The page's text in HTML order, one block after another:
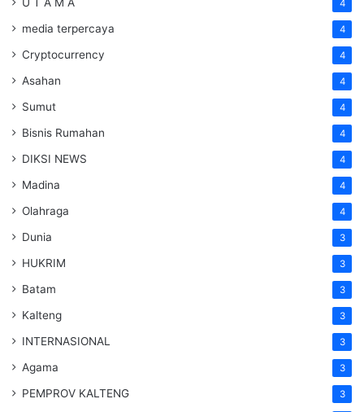
U T A M A 4
media terpercaya 4
Cryptocurrency 4
Asahan 4
Sumut 4
Bisnis Rumahan 4
DIKSI NEWS 4
Madina 4
Olahraga 4
Dunia 3
HUKRIM 3
Batam 3
Kalteng 3
INTERNASIONAL 3
Agama 3
PEMPROV KALTENG 3